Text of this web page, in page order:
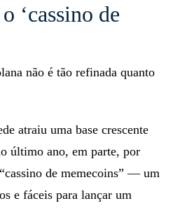
‘cassino de
não é tão refinada quanto
atraiu uma base crescente
último ano, em parte, por
de memecoins” — um
e fáceis para lançar um